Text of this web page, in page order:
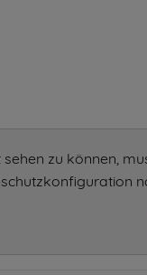
zu können,